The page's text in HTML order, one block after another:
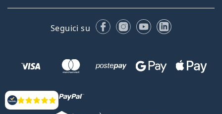
Valutazione
Seguici su FacebookInstagram
YouTubeLinkedIn